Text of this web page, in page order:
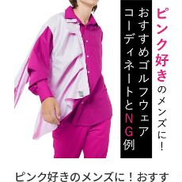
ピンク好きのメンズに！おすす